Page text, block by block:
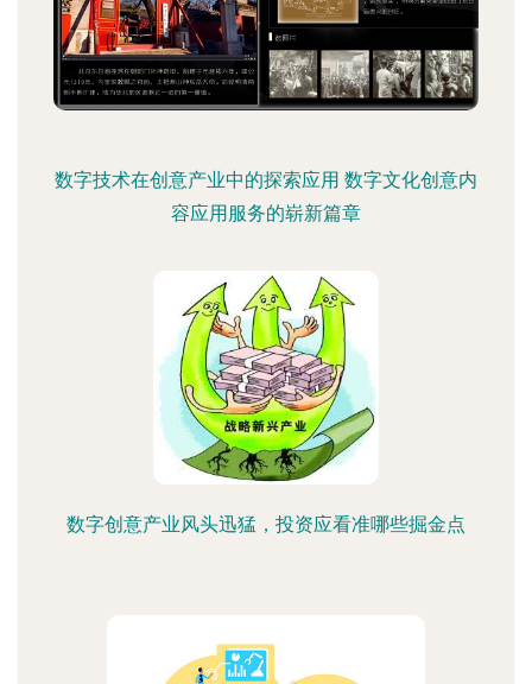
数字技术在创意产业中的探索应用 数字文化创意内
容应用服务的崭新篇章
数字创意产业风头迅猛，投资应看准哪些掘金点